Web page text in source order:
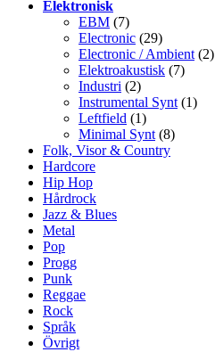
Elektronisk
EBM (7)
Electronic (29)
Electronic / Ambient (2)
Elektroakustisk (7)
Industri (2)
Instrumental Synt (1)
Leftfield (1)
Minimal Synt (8)
Folk, Visor & Country
Hardcore
Hip Hop
Hårdrock
Jazz & Blues
Metal
Pop
Progg
Punk
Reggae
Rock
Språk
Övrigt